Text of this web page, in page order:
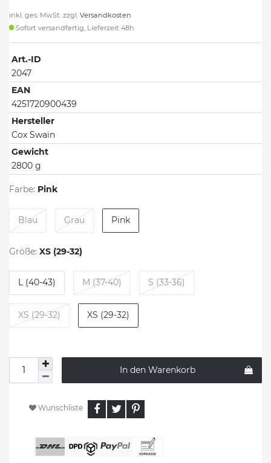
inkl. ges. MwSt. zzgl. Versandkosten
Sofort versandfertig, Lieferzeit 48h
Art.-ID
2047
EAN
4251720900439
Hersteller
Cox Swain
Gewicht
2800 g
Farbe: Pink
Blau Grau Pink
Größe: XS (29-32)
L (40-43) M (37-40) S (33-36)
XS (29-32) XS (29-32)
In den Warenkorb
Wunschliste